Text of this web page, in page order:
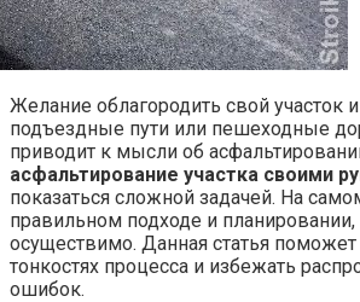
Желание облагородить свой участок
подъездные пути или пешеходные
приводит к мысли об
асфальтирование участка своими
показаться сложной задачей. На
правильном подходе и планировании,
осуществимо. Данная статья
тонкостях процесса и избежать
ошибок.